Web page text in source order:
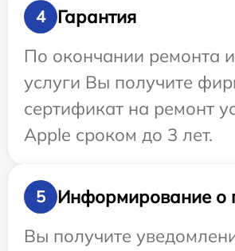
4
Гарантия
По окончании ремонта
услуги Вы получите
сертификат на ремонт
Apple сроком до 3 лет.
5
Информирование о
Вы получите